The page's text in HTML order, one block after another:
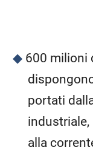
600 milioni
portati
alla